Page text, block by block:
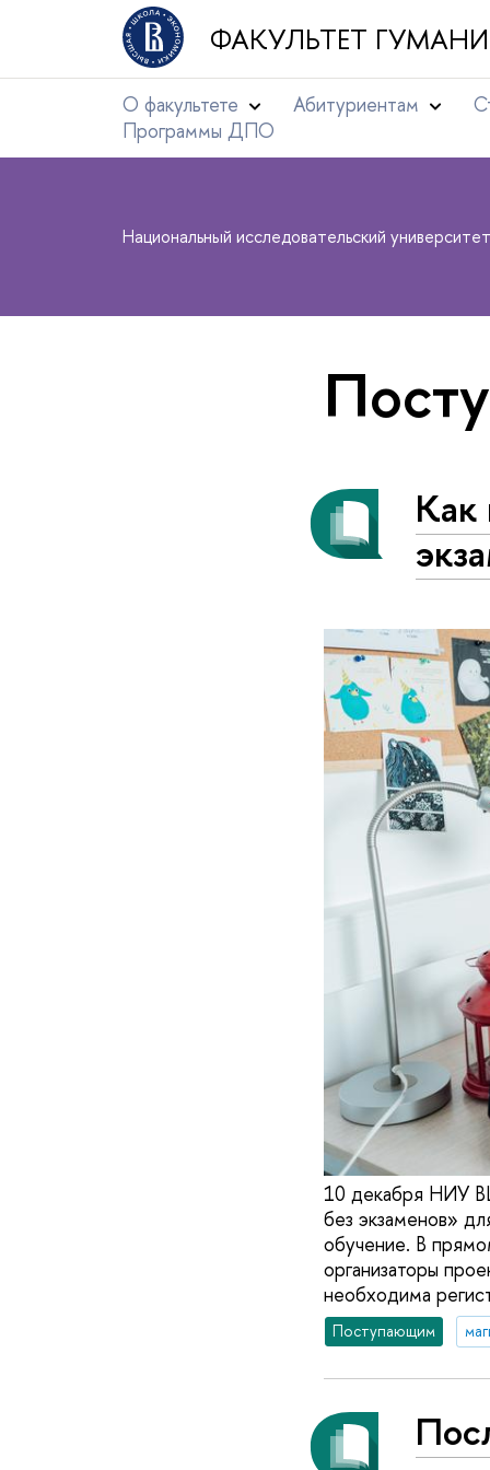
ФАКУЛЬТЕТ
О факультете Абитуриентам
Программы ДПО
Национальный исследовательский
Как
10 декабря НИУ
без экзаменов»
обучение. В
организаторы
необходима
Поступающим